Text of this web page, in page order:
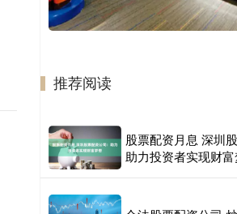
推荐阅读
股票配资月息 深圳
助力投资者实现财